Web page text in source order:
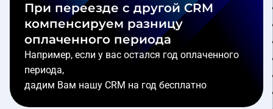
При переезде с другой CRM
компенсируем разницу
оплаченного периода
Например, если у вас остался год оплаченного
периода,
дадим Вам нашу CRM на год бесплатно